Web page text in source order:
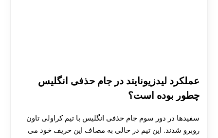
عملکرد لیدزیونایتد در جام حذفی انگلیس
چطور بوده است؟
سفیدها در دور سوم جام حذفی انگلیس با تیم کراولی تاون
روبرو شدند. این تیم در حالی به مصاف این حریف خود می